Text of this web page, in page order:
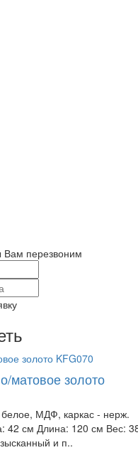
Вам перезвоним
матовое золото
МДФ, каркас - нерж.
42 см Длина: 120 см Вес:
и п..